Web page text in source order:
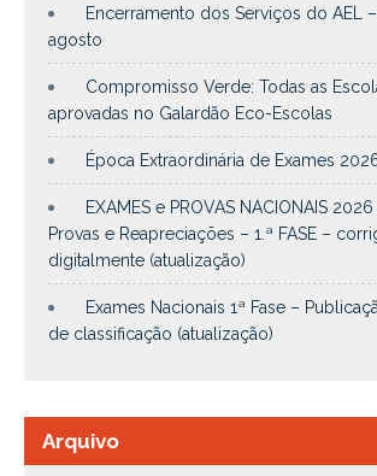
Encerramento dos Serviços do AEL –
agosto
Compromisso Verde: Todas as
aprovadas no Galardão Eco-Escolas
Época Extraordinária de Exames
EXAMES e PROVAS NACIONAIS
Provas e Reapreciações – 1.ª FASE –
digitalmente (atualização)
Exames Nacionais 1ª Fase –
de classificação (atualização)
Arquivo